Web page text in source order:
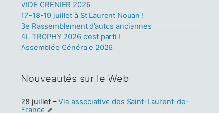
VIDE GRENIER 2026
17-18-19 juillet à St Laurent Nouan !
3e Rassemblement d’autos anciennes
4L TROPHY 2026 c’est parti !
Assemblée Générale 2026
Nouveautés sur le Web
28 juillet –Vie associative des Saint-Laurent-de-
France